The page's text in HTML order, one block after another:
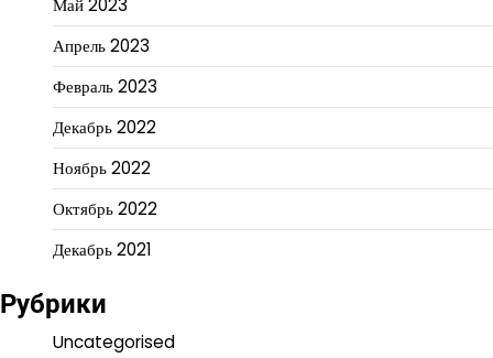
Май 2023
Апрель 2023
Февраль 2023
Декабрь 2022
Ноябрь 2022
Октябрь 2022
Декабрь 2021
Рубрики
Uncategorised